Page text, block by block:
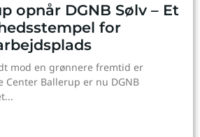
opnår DGNB Sølv – Et
for
mod en grønnere fremtid er
Center Ballerup er nu DGNB